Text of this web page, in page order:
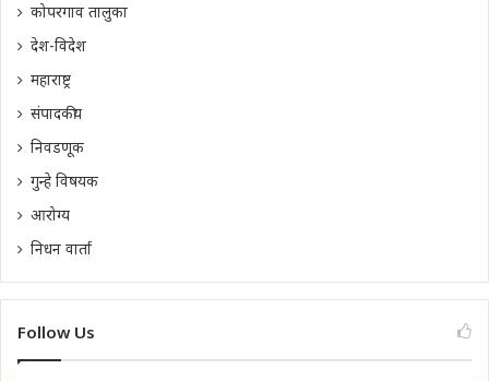
कोपरगाव तालुका
देश-विदेश
महाराष्ट्र
संपादकीय
निवडणूक
गुन्हे विषयक
आरोग्य
निधन वार्ता
Follow Us